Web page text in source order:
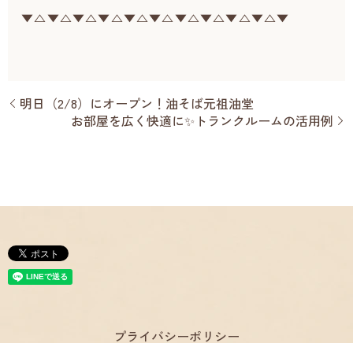
▼△▼△▼△▼△▼△▼△▼△▼△▼△▼△▼
明日（2/8）にオープン！油そば元祖油堂
お部屋を広く快適に✨トランクルームの活用例
プライバシーポリシー